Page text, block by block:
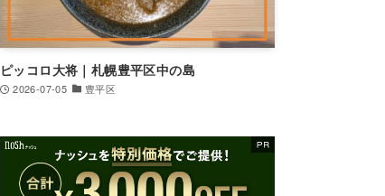
ピッコロ大将｜札幌豊平区中の島
2026-07-05 豊平区